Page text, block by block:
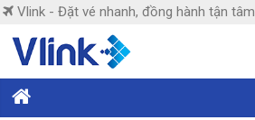
Skip
content
Vlink - Đặt vé nhanh, đồng hành tận tâm
Vlink